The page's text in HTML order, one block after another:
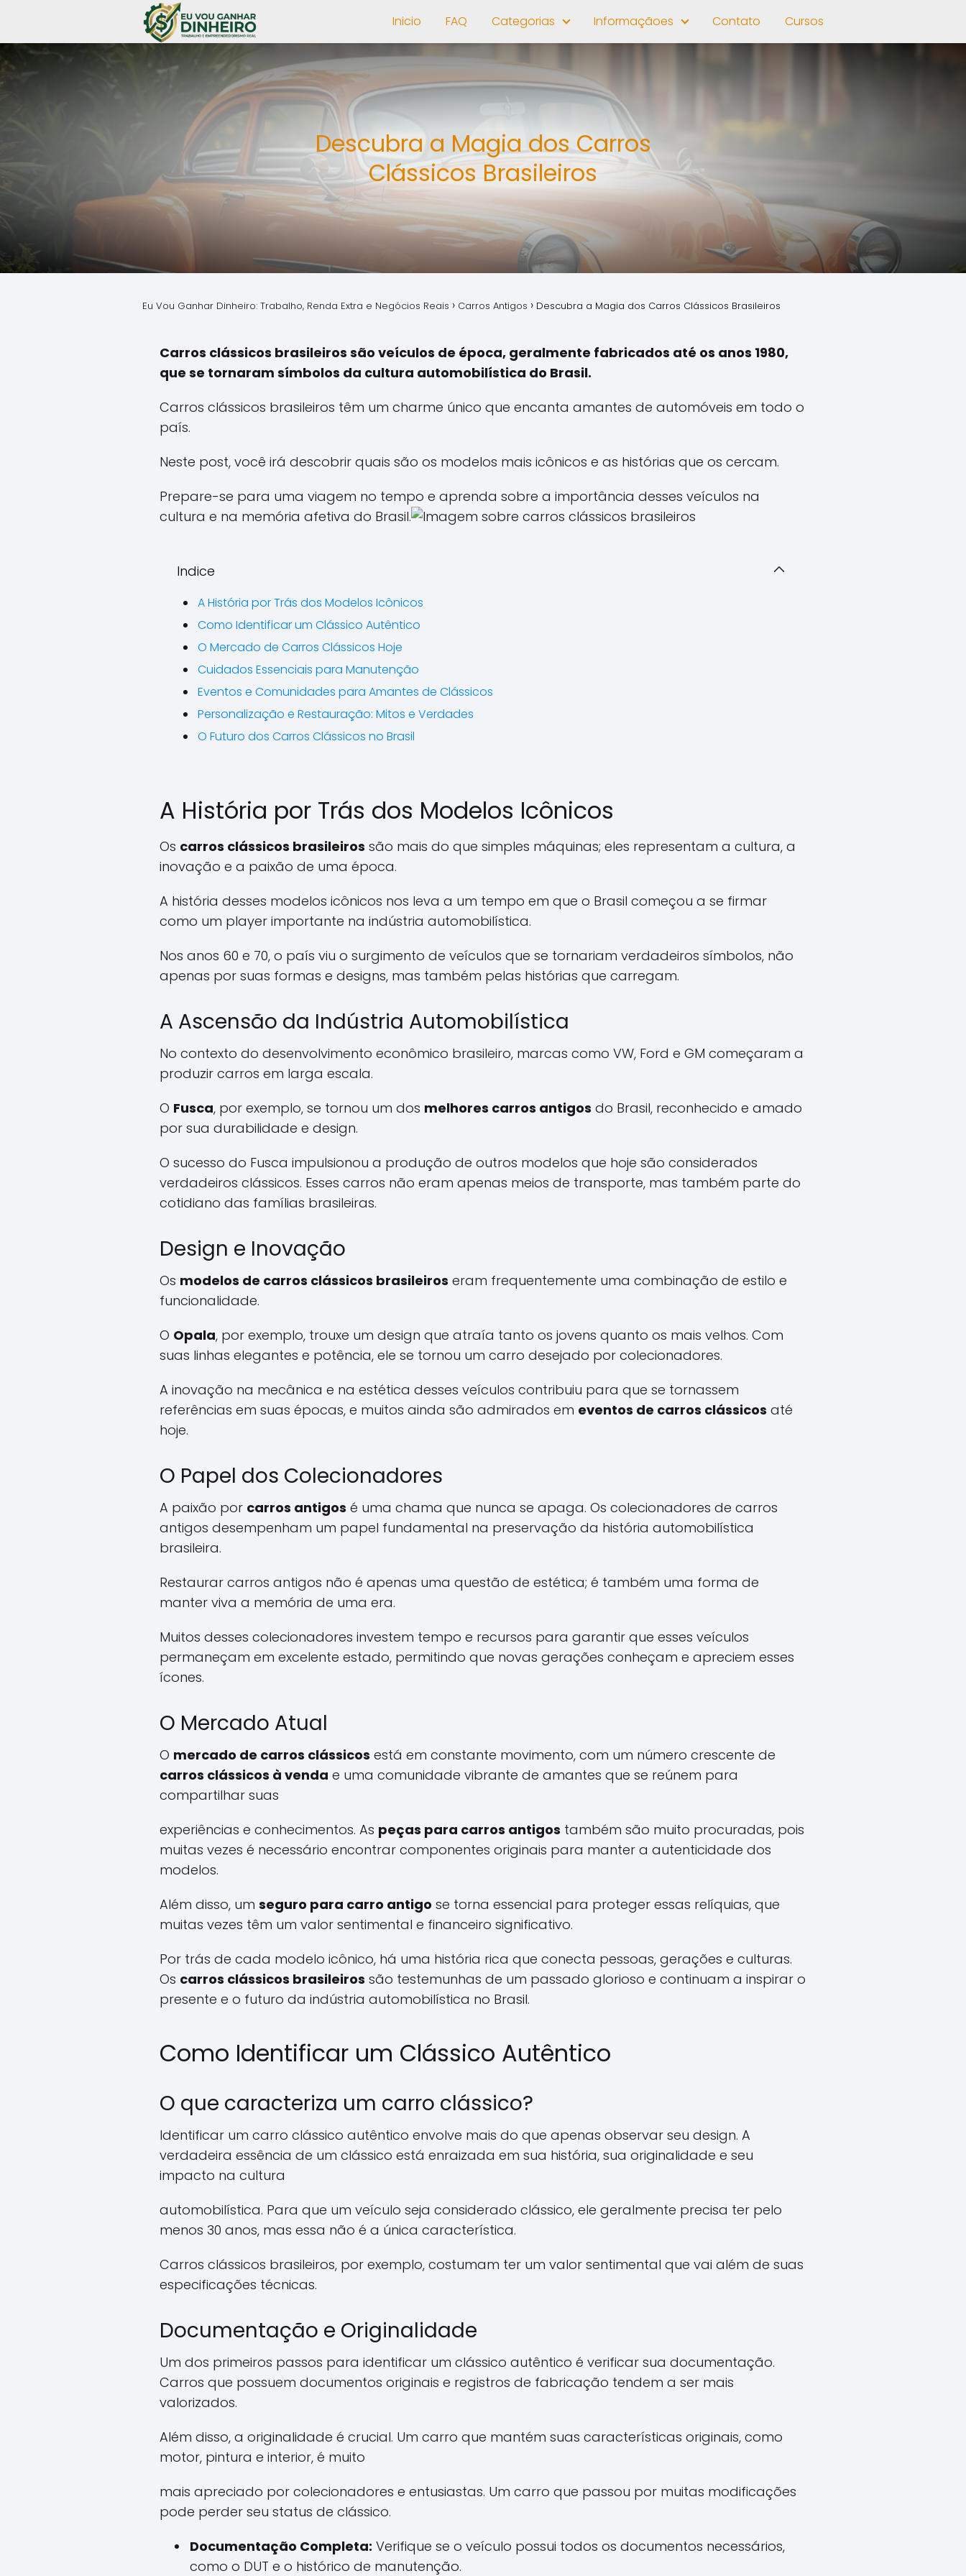
Inicio FAQ Categorias Informaçãoes Contato Cursos
Descubra a Magia dos Carros
Clássicos Brasileiros
Eu Vou Ganhar Dinheiro: Trabalho, Renda Extra e Negócios Reais Carros Antigos Descubra a Magia dos Carros Clássicos Brasileiros
Carros clássicos brasileiros são veículos de época, geralmente fabricados até os anos 1980,
que se tornaram símbolos da cultura automobilística do Brasil.
Carros clássicos brasileiros têm um charme único que encanta amantes de automóveis em todo o
país.
Neste post, você irá descobrir quais são os modelos mais icônicos e as histórias que os cercam.
Prepare-se para uma viagem no tempo e aprenda sobre a importância desses veículos na
cultura e na memória afetiva do Brasil.
Indice
A História por Trás dos Modelos Icônicos
Como Identificar um Clássico Autêntico
O Mercado de Carros Clássicos Hoje
Cuidados Essenciais para Manutenção
Eventos e Comunidades para Amantes de Clássicos
Personalização e Restauração: Mitos e Verdades
O Futuro dos Carros Clássicos no Brasil
A História por Trás dos Modelos Icônicos
Os carros clássicos brasileiros são mais do que simples máquinas; eles representam a cultura, a
inovação e a paixão de uma época.
A história desses modelos icônicos nos leva a um tempo em que o Brasil começou a se firmar
como um player importante na indústria automobilística.
Nos anos 60 e 70, o país viu o surgimento de veículos que se tornariam verdadeiros símbolos, não
apenas por suas formas e designs, mas também pelas histórias que carregam.
A Ascensão da Indústria Automobilística
No contexto do desenvolvimento econômico brasileiro, marcas como VW, Ford e GM começaram a
produzir carros em larga escala.
O Fusca, por exemplo, se tornou um dos melhores carros antigos do Brasil, reconhecido e amado
por sua durabilidade e design.
O sucesso do Fusca impulsionou a produção de outros modelos que hoje são considerados
verdadeiros clássicos. Esses carros não eram apenas meios de transporte, mas também parte do
cotidiano das famílias brasileiras.
Design e Inovação
Os modelos de carros clássicos brasileiros eram frequentemente uma combinação de estilo e
funcionalidade.
O Opala, por exemplo, trouxe um design que atraía tanto os jovens quanto os mais velhos. Com
suas linhas elegantes e potência, ele se tornou um carro desejado por colecionadores.
A inovação na mecânica e na estética desses veículos contribuiu para que se tornassem
referências em suas épocas, e muitos ainda são admirados em eventos de carros clássicos até
hoje.
O Papel dos Colecionadores
A paixão por carros antigos é uma chama que nunca se apaga. Os colecionadores de carros
antigos desempenham um papel fundamental na preservação da história automobilística
brasileira.
Restaurar carros antigos não é apenas uma questão de estética; é também uma forma de
manter viva a memória de uma era.
Muitos desses colecionadores investem tempo e recursos para garantir que esses veículos
permaneçam em excelente estado, permitindo que novas gerações conheçam e apreciem esses
ícones.
O Mercado Atual
O mercado de carros clássicos está em constante movimento, com um número crescente de
carros clássicos à venda e uma comunidade vibrante de amantes que se reúnem para
compartilhar suas
experiências e conhecimentos. As peças para carros antigos também são muito procuradas, pois
muitas vezes é necessário encontrar componentes originais para manter a autenticidade dos
modelos.
Além disso, um seguro para carro antigo se torna essencial para proteger essas relíquias, que
muitas vezes têm um valor sentimental e financeiro significativo.
Por trás de cada modelo icônico, há uma história rica que conecta pessoas, gerações e culturas.
Os carros clássicos brasileiros são testemunhas de um passado glorioso e continuam a inspirar o
presente e o futuro da indústria automobilística no Brasil.
Como Identificar um Clássico Autêntico
O que caracteriza um carro clássico?
Identificar um carro clássico autêntico envolve mais do que apenas observar seu design. A
verdadeira essência de um clássico está enraizada em sua história, sua originalidade e seu
impacto na cultura
automobilística. Para que um veículo seja considerado clássico, ele geralmente precisa ter pelo
menos 30 anos, mas essa não é a única característica.
Carros clássicos brasileiros, por exemplo, costumam ter um valor sentimental que vai além de suas
especificações técnicas.
Documentação e Originalidade
Um dos primeiros passos para identificar um clássico autêntico é verificar sua documentação.
Carros que possuem documentos originais e registros de fabricação tendem a ser mais
valorizados.
Além disso, a originalidade é crucial. Um carro que mantém suas características originais, como
motor, pintura e interior, é muito
mais apreciado por colecionadores e entusiastas. Um carro que passou por muitas modificações
pode perder seu status de clássico.
Documentação Completa: Verifique se o veículo possui todos os documentos necessários,
como o DUT e o histórico de manutenção.